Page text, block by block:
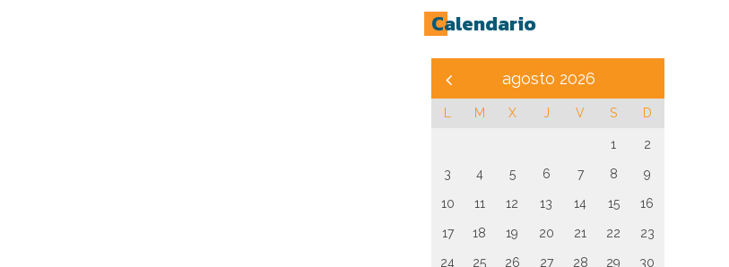
Calendario
agosto 2026
M X J V S D
1 2
3 4 5 6 7 8 9
10 11 12 13 14 15 16
17 18 19 20 21 22 23
24 25 26 27 28 29 30